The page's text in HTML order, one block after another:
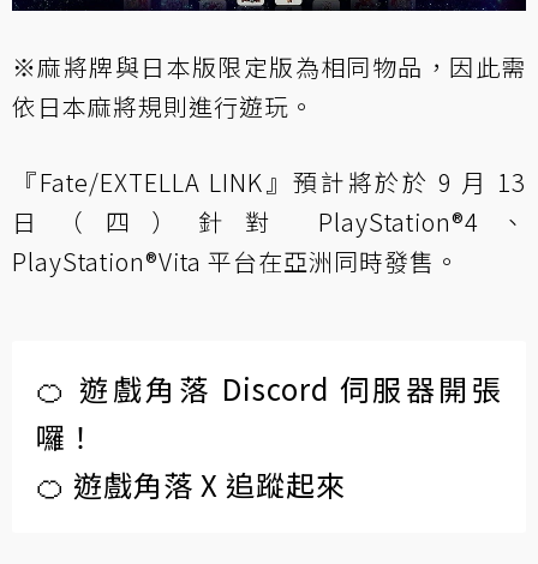
※麻將牌與日本版限定版為相同物品，因此需
依日本麻將規則進行遊玩。
『Fate/EXTELLA LINK』預計將於於 9 月 13
日（四）針對 PlayStation®4、
PlayStation®Vita 平台在亞洲同時發售。
🍊 遊戲角落 Discord 伺服器開張
囉！
🍊 遊戲角落 X 追蹤起來